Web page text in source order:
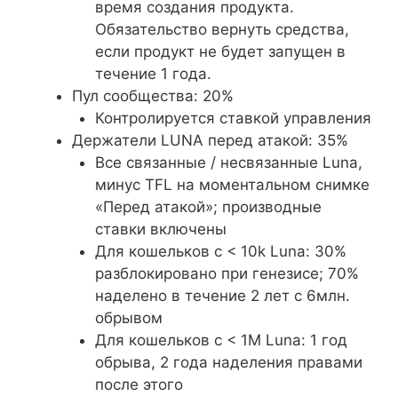
время создания продукта.
Обязательство вернуть средства,
если продукт не будет запущен в
течение 1 года.
Пул сообщества: 20%
Контролируется ставкой управления
Держатели LUNA перед атакой: 35%
Все связанные / несвязанные Luna,
минус TFL на моментальном снимке
«Перед атакой»; производные
ставки включены
Для кошельков с < 10k Luna: 30%
разблокировано при генезисе; 70%
наделено в течение 2 лет с 6млн.
обрывом
Для кошельков с < 1M Luna: 1 год
обрыва, 2 года наделения правами
после этого